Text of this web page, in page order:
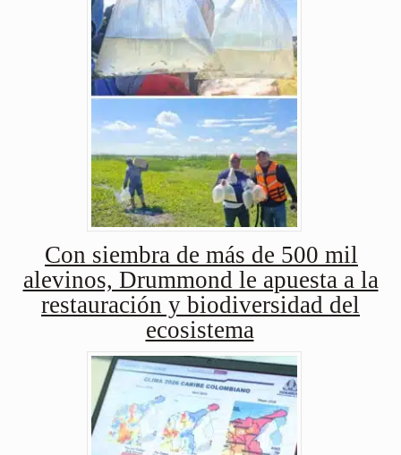
Con siembra de más de 500 mil
alevinos, Drummond le apuesta a la
restauración y biodiversidad del
ecosistema